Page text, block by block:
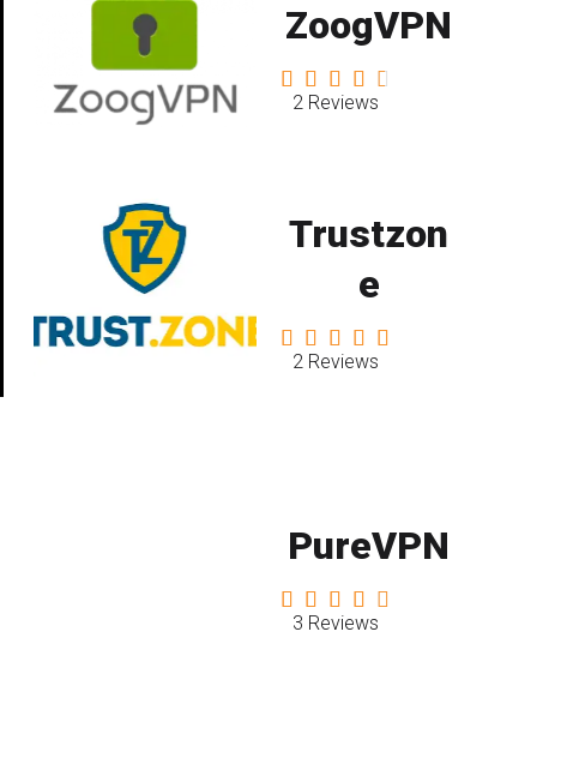
ZoogVPN
2 Reviews
Trustzon
e
2 Reviews
PureVPN
3 Reviews